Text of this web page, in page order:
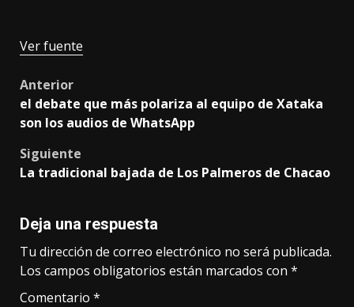
Ver fuente
Post
navigation
Anterior
el debate que más polariza al equipo de Xataka
son los audios de WhatsApp
Siguiente
La tradicional bajada de Los Palmeros de Chacao
Deja una respuesta
Tu dirección de correo electrónico no será publicada.
Los campos obligatorios están marcados con *
Comentario *